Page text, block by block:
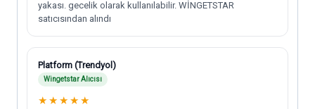
yakası. gecelik olarak kullanılabilir. WİNGETSTAR
satıcısından alındı
Platform (Trendyol)
Wingetstar Alıcısı
★ ★ ★ ★ ★